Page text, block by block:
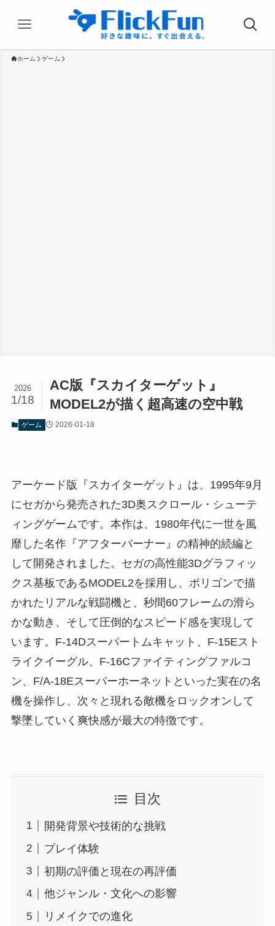
ホーム ゲーム
AC版『スカイターゲット』
MODEL2が描く超高速の空中戦
2026
1/18
ゲーム 2026-01-18
アーケード版『スカイターゲット』は、1995年9月
にセガから発売された3D奥スクロール・シューテ
ィングゲームです。本作は、1980年代に一世を風
靡した名作『アフターバーナー』の精神的続編と
して開発されました。セガの高性能3Dグラフィッ
クス基板であるMODEL2を採用し、ポリゴンで描
かれたリアルな戦闘機と、秒間60フレームの滑ら
かな動き、そして圧倒的なスピード感を実現して
います。F-14Dスーパートムキャット、F-15Eスト
ライクイーグル、F-16Cファイティングファルコ
ン、F/A-18Eスーパーホーネットといった実在の名
機を操作し、次々と現れる敵機をロックオンして
撃墜していく爽快感が最大の特徴です。
目次
開発背景や技術的な挑戦
プレイ体験
初期の評価と現在の再評価
他ジャンル・文化への影響
リメイクでの進化